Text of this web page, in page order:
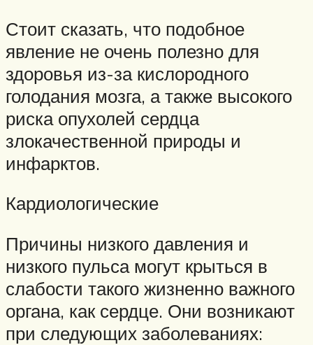
Стоит сказать, что подобное
явление не очень полезно для
здоровья из-за кислородного
голодания мозга, а также высокого
риска опухолей сердца
злокачественной природы и
инфарктов.
Кардиологические
Причины низкого давления и
низкого пульса могут крыться в
слабости такого жизненно важного
органа, как сердце. Они возникают
при следующих заболеваниях: